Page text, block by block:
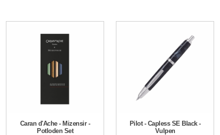
Caran d'Ache - Mizensir -
Potloden Set
Pilot - Capless SE Black -
Vulpen